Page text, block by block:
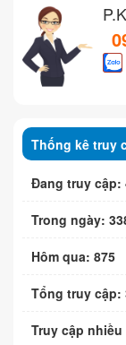
Thống kê truy
Đang truy cập:
Trong ngày:
Hôm qua: 875
Tổng truy cập:
Truy cập